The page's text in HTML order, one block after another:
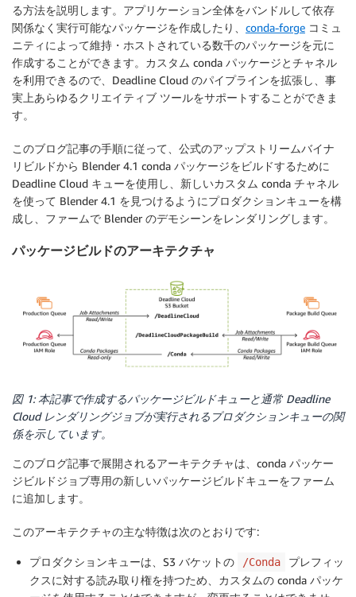
る方法を説明します。アプリケーション全体をバンドルして依存
関係なく実行可能なパッケージを作成したり、 conda-forge コミュ
ニティによって維持・ホストされている数千のパッケージを元に
作成することができます。カスタム conda パッケージとチャネル
を利用できるので、Deadline Cloud のパイプラインを拡張し、事
実上あらゆるクリエイティブ ツールをサポートすることができま
す。
このブログ記事の手順に従って、公式のアップストリームバイナ
リビルドから Blender 4.1 conda パッケージをビルドするために
Deadline Cloud キューを使用し、新しいカスタム conda チャネル
を使って Blender 4.1 を見つけるようにプロダクションキューを構
成し、ファームで Blender のデモシーンをレンダリングします。
パッケージビルドのアーキテクチャ
図 1: 本記事で作成するパッケージビルドキューと通常 Deadline
Cloud レンダリングジョブが実行されるプロダクションキューの関
係を示しています。
このブログ記事で展開されるアーキテクチャは、conda パッケー
ジビルドジョブ専用の新しいパッケージビルドキューをファーム
に追加します。
このアーキテクチャの主な特徴は次のとおりです:
プロダクションキューは、S3 バケットの /Conda
プレフィッ
クスに対する読み取り権を持つため、カスタムの conda パッケ